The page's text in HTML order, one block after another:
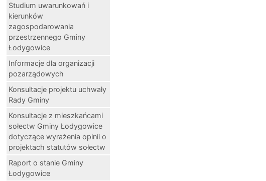
Studium uwarunkowań i
kierunków
zagospodarowania
przestrzennego Gminy
Łodygowice
Informacje dla organizacji
pozarządowych
Konsultacje projektu uchwały
Rady Gminy
Konsultacje z mieszkańcami
sołectw Gminy Łodygowice
dotyczące wyrażenia opinii o
projektach statutów sołectw
Raport o stanie Gminy
Łodygowice